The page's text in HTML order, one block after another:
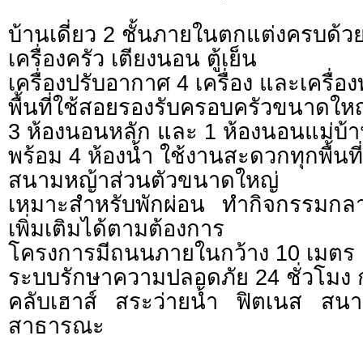
บ้านเดี่ยว 2 ชั้นภายในตกแต่งครบด้ว
เครื่องครัว เตียงนอน ตู้เย็น
เครื่องปรับอากาศ 4 เครื่อง และเครื่อ
พื้นที่ใช้สอยรองรับครอบครัวขนาดใ
3 ห้องนอนหลัก และ 1 ห้องนอนแม่บ้
พร้อม 4 ห้องน้ำ ใช้งานสะดวกทุกพื้นที่
สนามหญ้าส่วนตัวขนาดใหญ่
เหมาะสำหรับพักผ่อน ทำกิจกรรมก
เพิ่มเติมได้ตามต้องการ
โครงการมีถนนภายในกว้าง 10 เมตร
ระบบรักษาความปลอดภัย 24 ชั่วโมง
คลับเฮาส์ สระว่ายน้ำ ฟิตเนส สน
สาธารณะ